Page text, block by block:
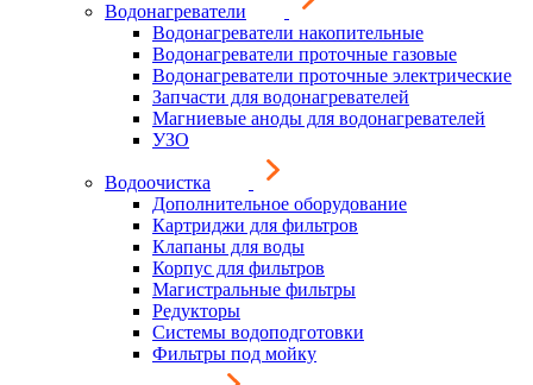
Водонагреватели
Водонагреватели накопительные
Водонагреватели проточные газовые
Водонагреватели проточные электрические
Запчасти для водонагревателей
Магниевые аноды для водонагревателей
УЗО
Водоочистка
Дополнительное оборудование
Картриджи для фильтров
Клапаны для воды
Корпус для фильтров
Магистральные фильтры
Редукторы
Системы водоподготовки
Фильтры под мойку